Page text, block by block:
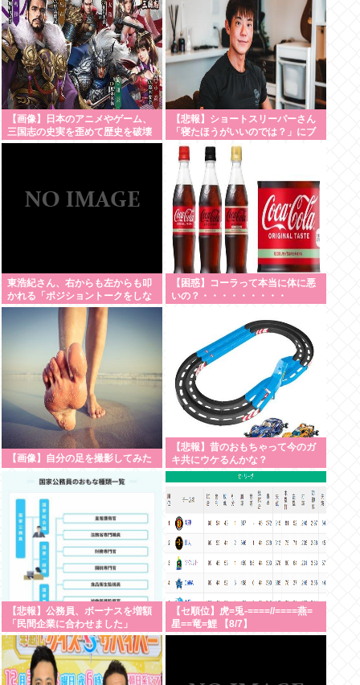
【画像】日本のアニメやゲーム、
三国志の史実を歪めて歴史を破壊
してしまう
【悲報】ショートスリーパーさん
「寝たほうがいいのでは？」にブ
チギレ
東浩紀さん、右からも左からも叩
かれる「ポジショントークをしな
いからこそ信頼できる」と擁護さ
れるwww
【困惑】コーラって本当に体に悪
いの？・・・・・・・・・
【画像】自分の足を撮影してみた
【悲報】昔のおもちゃって今のガ
キ共にウケるんかな？
【悲報】公務員、ボーナスを増額
「民間企業に合わせました」
【セ順位】虎=兎-====//====燕=
星==竜=鯉 【8/7】